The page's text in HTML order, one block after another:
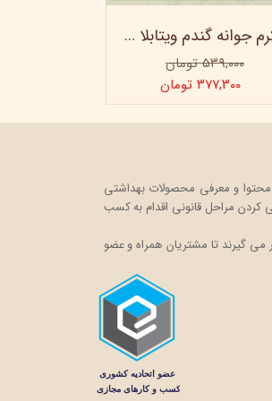
کرم جوانه گندم ویتابلا - تیوپی 60 میلی‌ لیتر
۵۳۹,۰۰۰ تومان
۳۷۷,۳۰۰ تومان
تخصصی معطوف به تولید محتوا و معرفی محصولات بهداشتی
مراحل قانونی اقدام به کسب
گیرند تا مشتریان همراه و عضو